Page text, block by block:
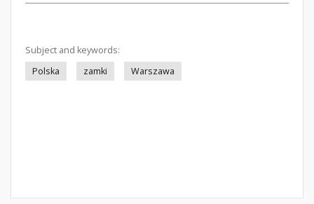
Subject and keywords:
Polska
zamki Warszawa